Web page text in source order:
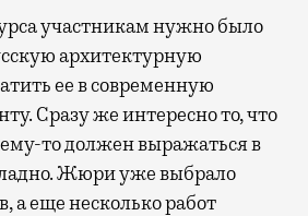
участникам нужно было
архитектурную
ее в современную
Сразу же интересно то, что
то должен выражаться в
ладно. Жюри уже выбрало
а еще несколько работ